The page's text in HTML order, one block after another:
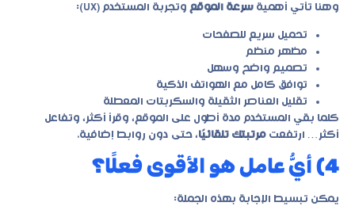
وهنا تأتي أهمية سرعة الموقع وتجربة المستخدم (UX):
تحميل سريع للصفحات
مظهر منظم
تصميم واضح وسهل
توافق كامل مع الهواتف الذكية
تقليل العناصر الثقيلة والسكربتات المعطلة
كلما بقي المستخدم مدة أطول على الموقع، وقرأ أكثر، وتفاعل
أكثر… ارتفعت مرتبتك تلقائيًا، حتى دون روابط إضافية.
4) أيُّ عامل هو الأقوى فعلًا؟
يمكن تبسيط الإجابة بهذه الجملة: